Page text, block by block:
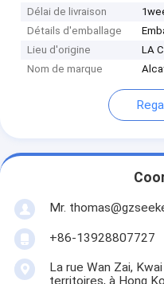
Délai de livraison
Détails d'emballage
Lieu d'origine
LA
Nom de marque
Mr.
+86-13928807727
La rue Wan Zai,
territoires, à Hong